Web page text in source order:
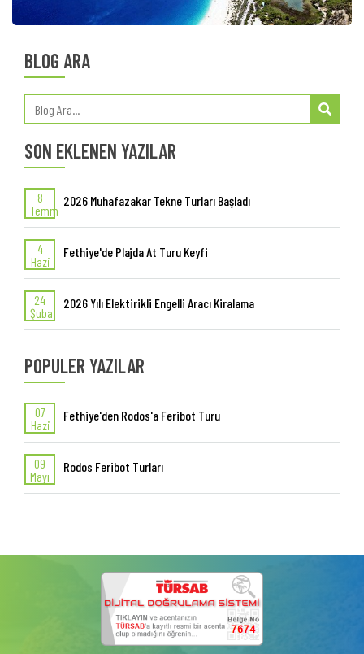
BLOG ARA
SON EKLENEN YAZILAR
8
Temm
2026 Muhafazakar Tekne Turları Başladı
4
Hazi
Fethiye'de Plajda At Turu Keyfi
24
Şuba
2026 Yılı Elektirikli Engelli Aracı Kiralama
POPULER YAZILAR
07
Hazi
Fethiye'den Rodos'a Feribot Turu
09
Mayı
Rodos Feribot Turları